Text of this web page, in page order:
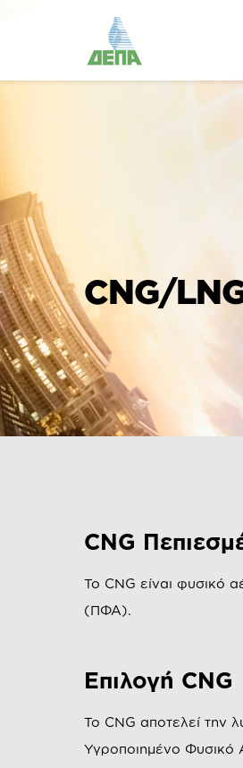
CNG/
CNG
To CNG είναι φυσικό
(ΠΦΑ).
Επιλογή CNG
To CNG αποτελεί την
Υγροποιημένο Φυσικό